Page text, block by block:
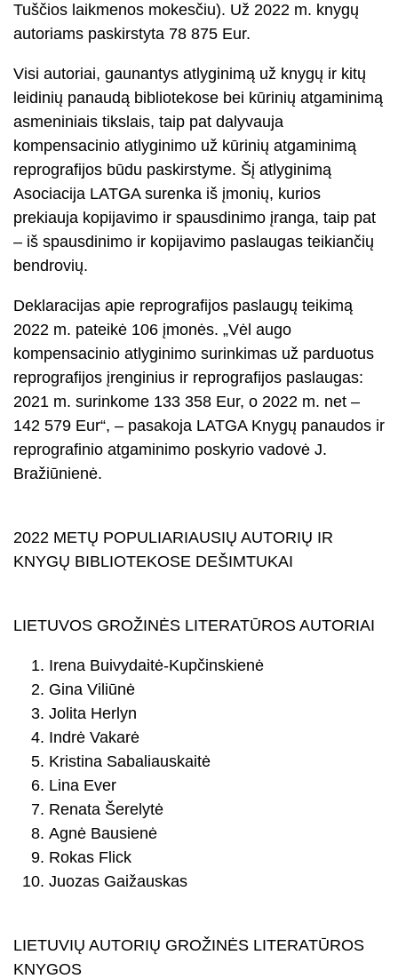
Tuščios laikmenos mokesčiu). Už 2022 m. knygų
autoriams paskirstyta 78 875 Eur.
Visi autoriai, gaunantys atlyginimą už knygų ir kitų
leidinių panaudą bibliotekose bei kūrinių atgaminimą
asmeniniais tikslais, taip pat dalyvauja
kompensacinio atlyginimo už kūrinių atgaminimą
reprografijos būdu paskirstyme. Šį atlyginimą
Asociacija LATGA surenka iš įmonių, kurios
prekiauja kopijavimo ir spausdinimo įranga, taip pat
– iš spausdinimo ir kopijavimo paslaugas teikiančių
bendrovių.
Deklaracijas apie reprografijos paslaugų teikimą
2022 m. pateikė 106 įmonės. „Vėl augo
kompensacinio atlyginimo surinkimas už parduotus
reprografijos įrenginius ir reprografijos paslaugas:
2021 m. surinkome 133 358 Eur, o 2022 m. net –
142 579 Eur“, – pasakoja LATGA Knygų panaudos ir
reprografinio atgaminimo poskyrio vadovė J.
Bražiūnienė.
2022 METŲ POPULIARIAUSIŲ AUTORIŲ IR
KNYGŲ BIBLIOTEKOSE DEŠIMTUKAI
LIETUVOS GROŽINĖS LITERATŪROS AUTORIAI
Irena Buivydaitė-Kupčinskienė
Gina Viliūnė
Jolita Herlyn
Indrė Vakarė
Kristina Sabaliauskaitė
Lina Ever
Renata Šerelytė
Agnė Bausienė
Rokas Flick
Juozas Gaižauskas
LIETUVIŲ AUTORIŲ GROŽINĖS LITERATŪROS
KNYGOS